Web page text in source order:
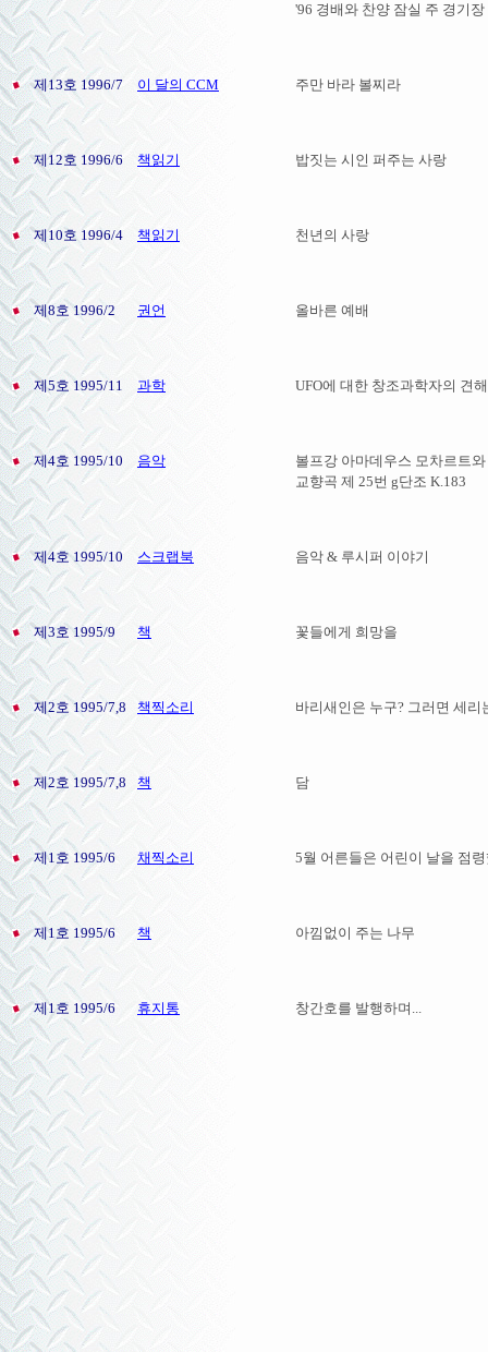
'96 경배와 찬양 잠실 주 경기
제13호 1996/7 이 달의 CCM 주만 바라 볼찌라
제12호 1996/6 책읽기 밥짓는 시인 퍼주는 사랑
제10호 1996/4 책읽기 천년의 사랑
제8호 1996/2 권언 올바른 예배
제5호 1995/11 과학 UFO에 대한 창조과학자의 견해
제4호 1995/10 음악
볼프강 아마데우스 모차르트와
교향곡 제 25번 g단조 K.183
제4호 1995/10 스크랩북 음악 & 루시퍼 이야기
제3호 1995/9 책 꽃들에게 희망을
제2호 1995/7,8 책찍소리 바리새인은 누구? 그러면 세리
제2호 1995/7,8 책 담
제1호 1995/6 채찍소리 5월 어른들은 어린이 날을 점
제1호 1995/6 책 아낌없이 주는 나무
제1호 1995/6 휴지통 창간호를 발행하며...